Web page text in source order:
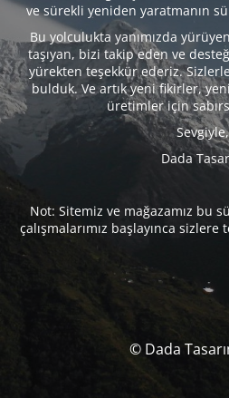
ve sürekli yeniden yaratmanın
Bu yolculukta yanımızda
taşıyan, bizi takip eden ve
yürekten teşekkür ederiz.
bulduk. Ve artık yeni fikirler,
üretimler için
Sevgiyle,
Dada
Not: Sitemiz ve mağazamız bu
çalışmalarımız başlayınca
© Dada